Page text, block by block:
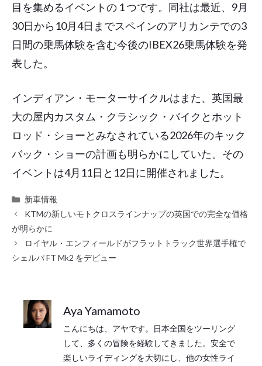
目を集めるイベントの 1 つです。同社は最近、9月
30日から10月4日までスペインのアリカンテでの3
日間の乗馬体験を含む今後のIBEX26乗馬体験を発
表した。
インディアン・モーターサイクルはまた、英国最
大の屋内カスタム・クラシック・バイクとホット
ロッド・ショーとみなされている2026年のキック
バック・ショーの計画も明らかにしていた。その
イベントは4月11日と12日に開催されました。
カ
テ
リ
ー
新車情報
KTMの新しいモトクロスラインナップの英国での完全な価格
が明らかに
ロイヤル・エンフィールドがフラットトラック世界選手権で
シェルパ FT Mk2 をデビュー
Aya Yamamoto
こんにちは、アヤです。日本全国をツーリング
して、多くの冒険を経験してきました。安全で
楽しいライディングを大切にし、他の女性ライ